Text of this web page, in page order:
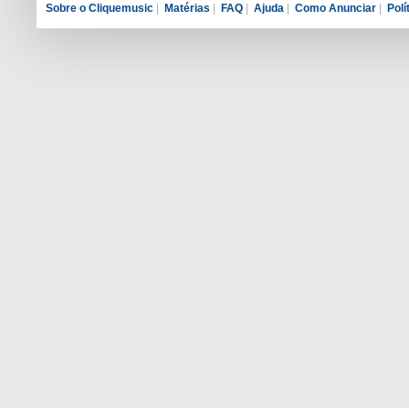
Sobre o Cliquemusic | Matérias | FAQ | Ajuda | Como Anunciar |